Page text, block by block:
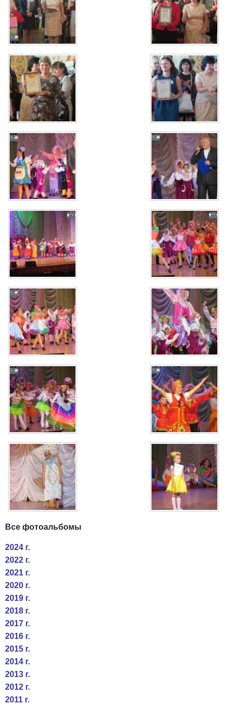
Все фотоальбомы
2024 г.
2022 г.
2021 г.
2020 г.
2019 г.
2018 г.
2017 г.
2016 г.
2015 г.
2014 г.
2013 г.
2012 г.
2011 г.